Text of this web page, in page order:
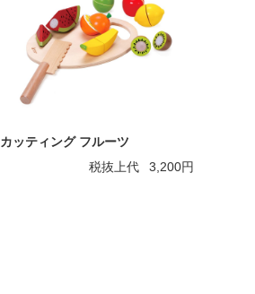
カッティング フルーツ
税抜上代
3,200円